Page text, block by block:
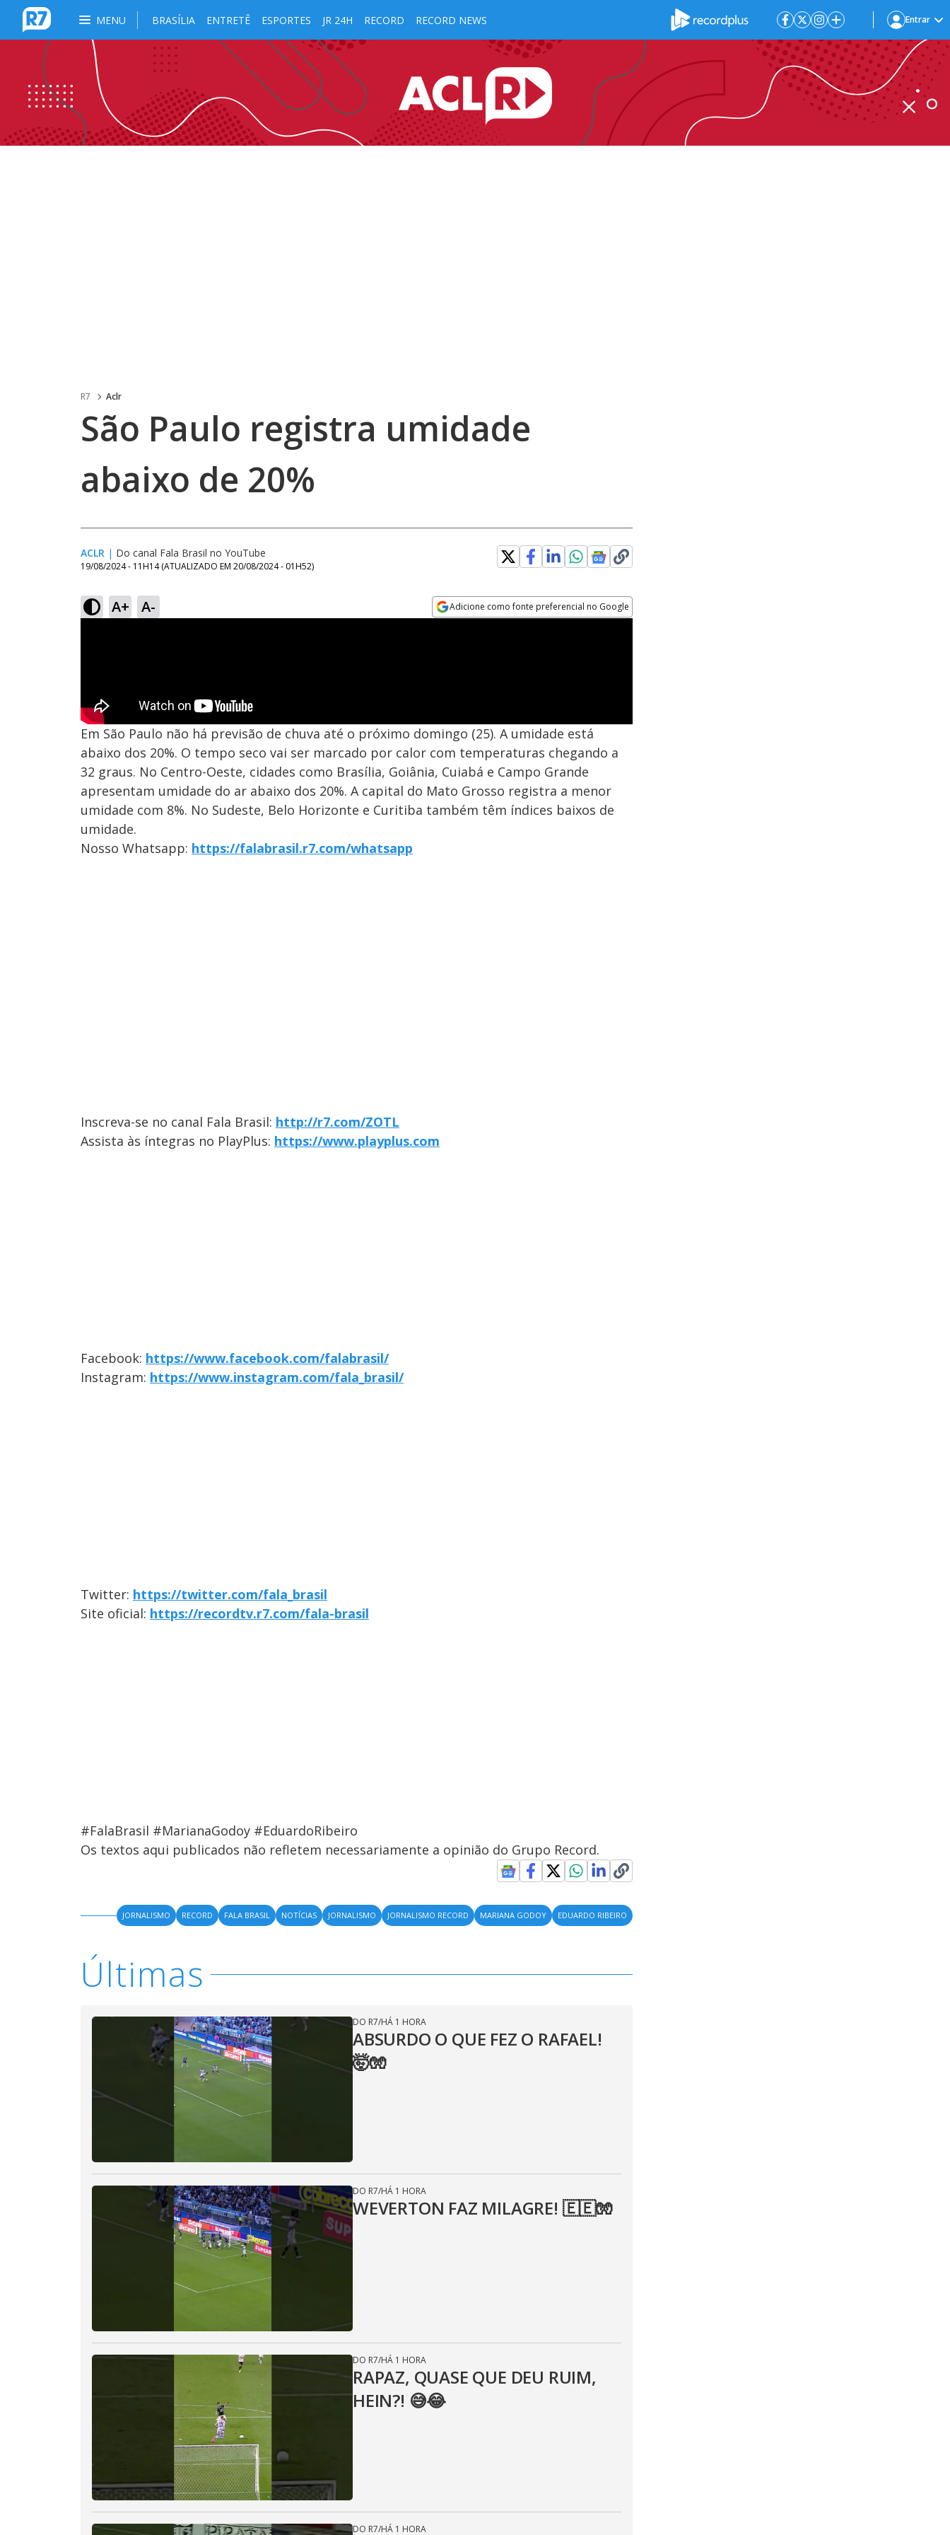
MENU BRASÍLIA ENTRETÊ ESPORTES JR 24H RECORD RECORD NEWS Entrar
R7 Aclr
São Paulo registra umidade
abaixo de 20%
ACLR | Do canal Fala Brasil no YouTube
19/08/2024 - 11H14 (ATUALIZADO EM 20/08/2024 - 01H52)
A+ A- Adicione como fonte preferencial no Google
Em São Paulo não há previsão de chuva até o próximo domingo (25). A umidade está
abaixo dos 20%. O tempo seco vai ser marcado por calor com temperaturas chegando a
32 graus. No Centro-Oeste, cidades como Brasília, Goiânia, Cuiabá e Campo Grande
apresentam umidade do ar abaixo dos 20%. A capital do Mato Grosso registra a menor
umidade com 8%. No Sudeste, Belo Horizonte e Curitiba também têm índices baixos de
umidade.
Nosso Whatsapp: https://falabrasil.r7.com/whatsapp
Inscreva-se no canal Fala Brasil: http://r7.com/ZOTL
Assista às íntegras no PlayPlus: https://www.playplus.com
Facebook: https://www.facebook.com/falabrasil/
Instagram: https://www.instagram.com/fala_brasil/
Twitter: https://twitter.com/fala_brasil
Site oficial: https://recordtv.r7.com/fala-brasil
#FalaBrasil #MarianaGodoy #EduardoRibeiro
Os textos aqui publicados não refletem necessariamente a opinião do Grupo Record.
JORNALISMO RECORD FALA BRASIL NOTÍCIAS JORNALISMO JORNALISMO RECORD MARIANA GODOY EDUARDO RIBEIRO
Últimas
DO R7/HÁ 1 HORA
ABSURDO O QUE FEZ O RAFAEL!
🤯🧤
DO R7/HÁ 1 HORA
WEVERTON FAZ MILAGRE! 🇪🇪🧤
DO R7/HÁ 1 HORA
RAPAZ, QUASE QUE DEU RUIM,
HEIN?! 😅😂⁣
DO R7/HÁ 1 HORA